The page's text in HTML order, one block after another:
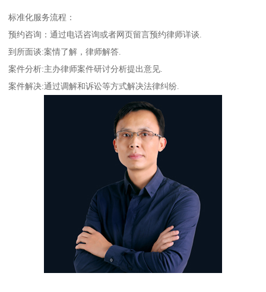
标准化服务流程：
预约咨询：通过电话咨询或者网页留言预约律师详谈.
到所面谈:案情了解，律师解答.
案件分析:主办律师案件研讨分析提出意见.
案件解决:通过调解和诉讼等方式解决法律纠纷.